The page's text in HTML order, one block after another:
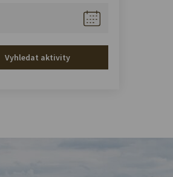
Vyhledat aktivity